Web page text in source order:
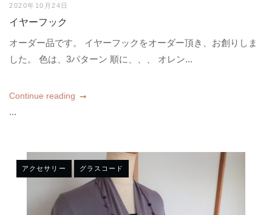
2020年10月24日
イヤーフック
オーダー品です。 イヤーフックをオーダー頂き、お創りしま
した。 色は、3パターン 順に、、、 オレン...
Continue reading
...
アクセサリー グラスコード